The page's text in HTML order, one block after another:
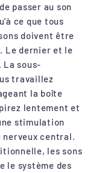
passer au son
ce que tous
doivent être
Le dernier et le
La sous-
travaillez
la boîte
lentement et
stimulation
nerveux central.
les sons
le système des